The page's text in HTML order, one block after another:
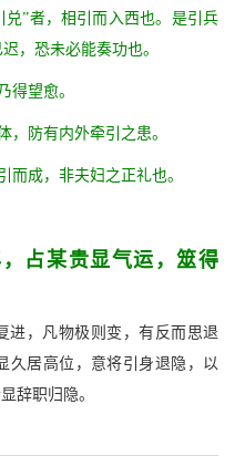
”者，相引而入西也。是引兵
，恐未必能奏功也。
望愈。
防有内外牵引之患。
成，非夫妇之正礼也。
占某贵显气运，筮得
进，凡物极则变，有反而思退
久居高位，意将引身退隐，以
辞职归隐。